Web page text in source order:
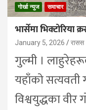
गोर्खा न्युज समाचार
भार्सेमा भिक्टोरिया
January 5, 2026 रासस
गुल्मी ।
यहाँको सत्यवती
विश्वयुद्धका वीर